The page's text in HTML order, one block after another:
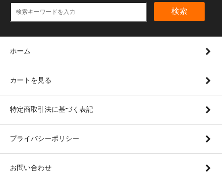
検索
ホーム
カートを見る
特定商取引法に基づく表記
プライバシーポリシー
お問い合わせ